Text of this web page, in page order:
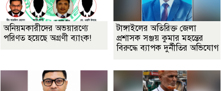
অনিয়মকারীদের অভয়ারণ্যে
পরিণত হয়েছে অগ্রণী ব্যাংক!
টাঙ্গাইলের অতিরিক্ত জেলা
প্রশাসক সঞ্জয় কুমার মহন্তের
বিরুদ্ধে ব্যাপক দুর্নীতির অভিযোগ